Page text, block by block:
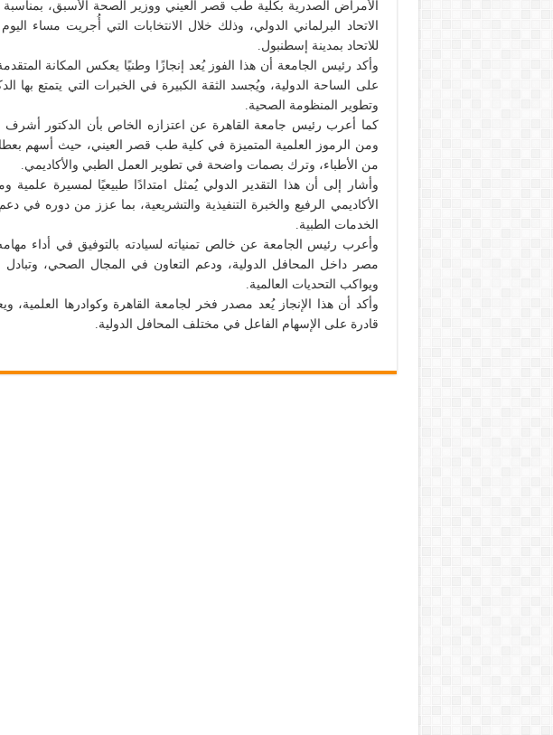
الأمراض الصدرية بكلية طب قصر العيني ووزير الصحة الأسبق، بمناسبة
للاتحاد بمدينة إسطنبول.
وأكد رئيس الجامعة أن هذا الفوز يُعد إنجازًا وطنيًا يعكس المكانة
على الساحة الدولية، ويُجسد الثقة الكبيرة في الخبرات التي يتمتع بها
وتطوير المنظومة الصحية.
كما أعرب رئيس جامعة القاهرة عن اعتزازه الخاص بأن الدكتور أشرف
ومن الرموز العلمية المتميزة في كلية طب قصر العيني، حيث أسهم
من الأطباء، وترك بصمات واضحة في تطوير العمل الطبي والأكاديمي.
وأشار إلى أن هذا التقدير الدولي يُمثل امتدادًا طبيعيًا لمسيرة علمية
الأكاديمي الرفيع والخبرة التنفيذية والتشريعية، بما عزز من دوره في
الخدمات الطبية.
وأعرب رئيس الجامعة عن خالص تمنياته لسيادته بالتوفيق في أداء
مصر داخل المحافل الدولية، ودعم التعاون في المجال الصحي،
ويواكب التحديات العالمية.
وأكد أن هذا الإنجاز يُعد مصدر فخر لجامعة القاهرة وكوادرها
قادرة على الإسهام الفاعل في مختلف المحافل الدولية.